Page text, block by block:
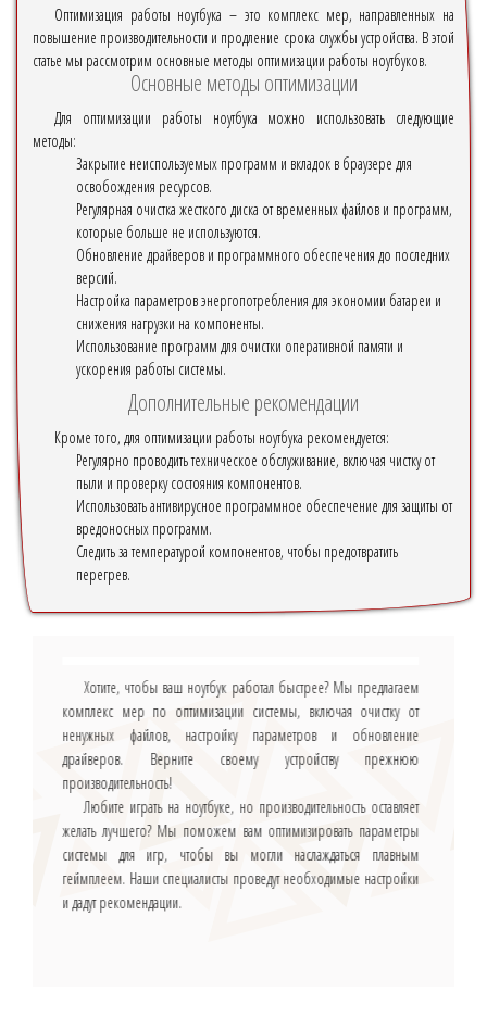
Оптимизация работы ноутбука – это комплекс мер, направленных на
повышение производительности и продление срока службы устройства. В этой
статье мы рассмотрим основные методы оптимизации работы ноутбуков.
Основные методы оптимизации
Для оптимизации работы ноутбука можно использовать следующие
методы:
Закрытие неиспользуемых программ и вкладок в браузере для
освобождения ресурсов.
Регулярная очистка жесткого диска от временных файлов и программ,
которые больше не используются.
Обновление драйверов и программного обеспечения до последних
версий.
Настройка параметров энергопотребления для экономии батареи и
снижения нагрузки на компоненты.
Использование программ для очистки оперативной памяти и
ускорения работы системы.
Дополнительные рекомендации
Кроме того, для оптимизации работы ноутбука рекомендуется:
Регулярно проводить техническое обслуживание, включая чистку от
пыли и проверку состояния компонентов.
Использовать антивирусное программное обеспечение для защиты от
вредоносных программ.
Следить за температурой компонентов, чтобы предотвратить
перегрев.
Хотите, чтобы ваш ноутбук работал быстрее? Мы предлагаем
комплекс мер по оптимизации системы, включая очистку от
ненужных файлов, настройку параметров и обновление
драйверов. Верните своему устройству прежнюю
производительность!
Любите играть на ноутбуке, но производительность оставляет
желать лучшего? Мы поможем вам оптимизировать параметры
системы для игр, чтобы вы могли наслаждаться плавным
геймплеем. Наши специалисты проведут необходимые настройки
и дадут рекомендации.